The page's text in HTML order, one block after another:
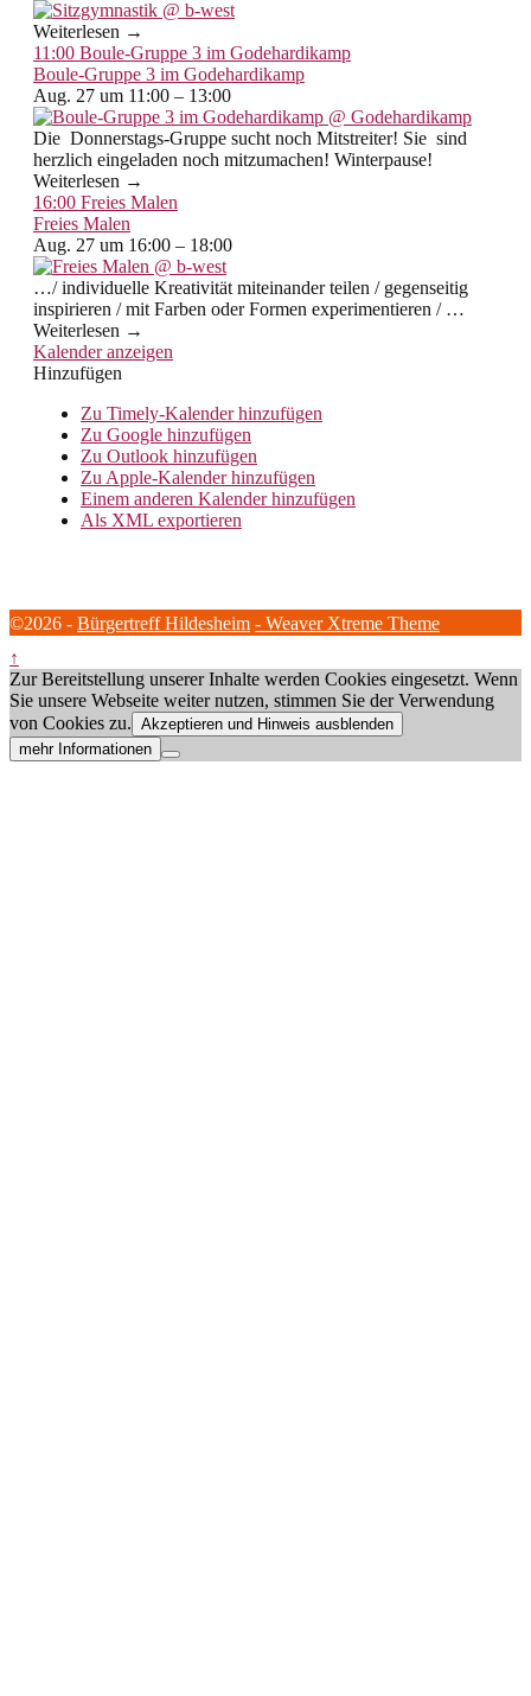
Weiterlesen →
11:00 Boule-Gruppe 3 im Godehardikamp
Boule-Gruppe 3 im Godehardikamp
Aug. 27 um 11:00 – 13:00
Die Donnerstags-Gruppe sucht noch Mitstreiter! Sie sind
herzlich eingeladen noch mitzumachen! Winterpause!
Weiterlesen →
16:00 Freies Malen
Freies Malen
Aug. 27 um 16:00 – 18:00
…/ individuelle Kreativität miteinander teilen / gegenseitig
inspirieren / mit Farben oder Formen experimentieren / …
Weiterlesen →
Kalender anzeigen
Hinzufügen
Zu Timely-Kalender hinzufügen
Zu Google hinzufügen
Zu Outlook hinzufügen
Zu Apple-Kalender hinzufügen
Einem anderen Kalender hinzufügen
Als XML exportieren
©2026 - Bürgertreff Hildesheim - Weaver Xtreme Theme
↑
Zur Bereitstellung unserer Inhalte werden Cookies eingesetzt. Wenn
Sie unsere Webseite weiter nutzen, stimmen Sie der Verwendung
von Cookies zu. Akzeptieren und Hinweis ausblenden
mehr Informationen